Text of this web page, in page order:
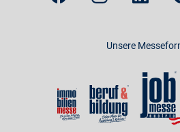
Unsere